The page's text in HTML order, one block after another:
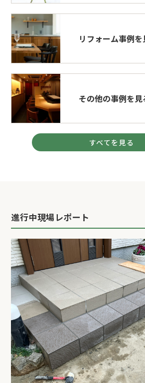
リフォーム事例を
その他の事例を見
すべてを見る
進行中現場レポート